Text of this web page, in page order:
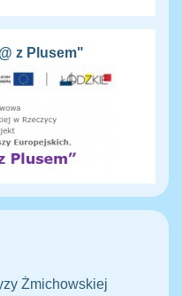
z Plusem"
Żmichowskiej